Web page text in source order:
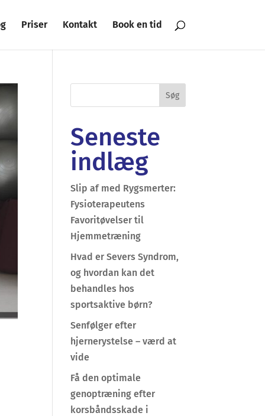
Priser Kontakt Book en tid
Seneste
indlæg
Slip af med Rygsmerter:
Fysioterapeutens
Favoritøvelser til
Hjemmetræning
Hvad er Severs Syndrom,
og hvordan kan det
behandles hos
sportsaktive børn?
Senfølger efter
hjernerystelse – værd at
vide
Få den optimale
genoptræning efter
korsbåndsskade i